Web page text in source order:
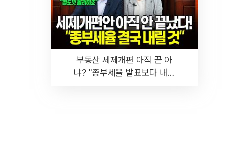
부동산 세제개편 아직 끝 아
냐? "종부세율 발표보다 내릴